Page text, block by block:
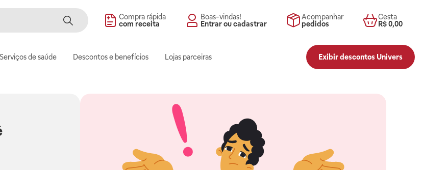
Compra rápida
com receita
Boas-vindas!
Entrar ou cadastrar
Acompanhar
pedidos
Cesta
R$ 0,00
Serviços de saúde Descontos e benefícios Lojas parceiras Exibir descontos Univers